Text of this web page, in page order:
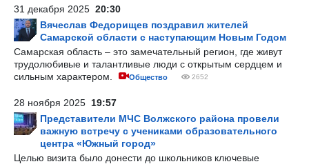
31 декабря 2025 20:30
Вячеслав Федорищев поздравил жителей
Самарской области с наступающим Новым Годом
Самарская область – это замечательный регион, где живут
трудолюбивые и талантливые люди с открытым сердцем и
сильным характером.
Общество 2652
28 ноября 2025 19:57
Представители МЧС Волжского района провели
важную встречу с учениками образовательного
центра «Южный город»
Целью визита было донести до школьников ключевые